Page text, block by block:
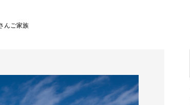
んご家族